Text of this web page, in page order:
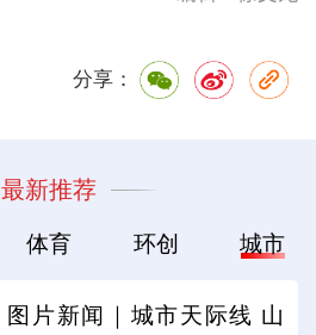
分享：
最新推荐
体育 环创 城市
图片新闻｜城市天际线 山